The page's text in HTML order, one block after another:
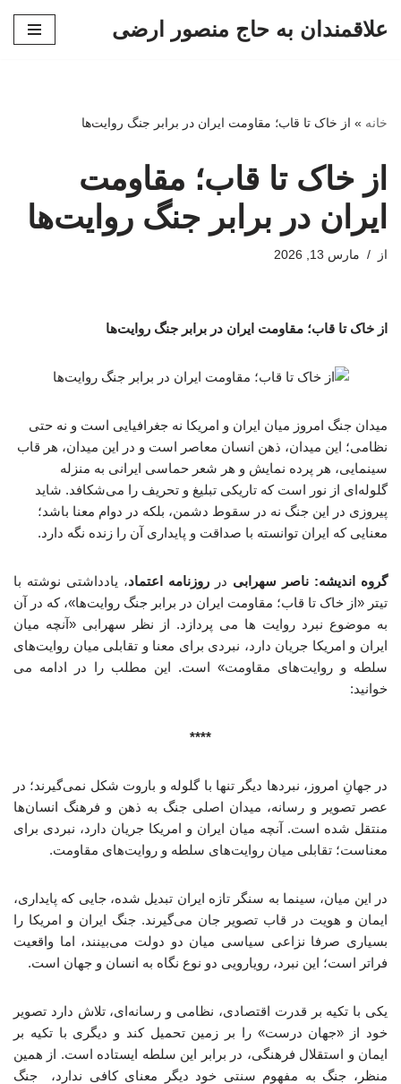
علاقمندان به حاج منصور ارضی
خانه » از خاک تا قاب؛ مقاومت ایران در برابر جنگ روایت‌ها
از خاک تا قاب؛ مقاومت
ایران در برابر جنگ روایت‌ها
از مارس 13, 2026
از خاک تا قاب؛ مقاومت ایران در برابر جنگ روایت‌ها
میدان جنگ امروز میان ایران و امریکا نه جغرافیایی است و نه حتی
نظامی؛ این میدان، ذهن انسان معاصر است و در این میدان، هر قاب
سینمایی، هر پرده نمایش و هر شعر حماسی ایرانی به منزله
گلوله‌ای از نور است که تاریکی تبلیغ و تحریف را می‌شکافد. شاید
پیروزی در این جنگ نه در سقوط دشمن، بلکه در دوام معنا باشد؛
معنایی که ایران توانسته با صداقت و پایداری آن را زنده نگه دارد.
گروه اندیشه: ناصر سهرابی در روزنامه اعتماد، یادداشتی نوشته با
تیتر «از خاک تا قاب؛ مقاومت ایران در برابر جنگ روایت‌ها»، که در آن
به موضوع نبرد روایت ها می پردازد. از نظر سهرابی «آنچه میان
ایران و امریکا جریان دارد، نبردی برای معنا و تقابلی میان روایت‌های
سلطه و روایت‌های مقاومت» است. این مطلب را در ادامه می
خوانید:
****
در جهانِ امروز، نبردها دیگر تنها با گلوله و باروت شکل نمی‌گیرند؛ در
عصر تصویر و رسانه، میدان اصلی جنگ به ذهن و فرهنگ انسان‌ها
منتقل شده است. آنچه میان ایران و امریکا جریان دارد، نبردی برای
معناست؛ تقابلی میان روایت‌های سلطه و روایت‌های مقاومت.
در این میان، سینما به سنگر تازه ایران تبدیل شده، جایی که پایداری،
ایمان و هویت در قاب تصویر جان می‌گیرند. جنگ ایران و امریکا را
بسیاری صرفا نزاعی سیاسی میان دو دولت می‌بینند، اما واقعیت
فراتر است؛ این نبرد، رویارویی دو نوع نگاه به انسان و جهان است.
یکی با تکیه بر قدرت اقتصادی، نظامی و رسانه‌ای، تلاش دارد تصویر
خود از «جهان درست» را بر زمین تحمیل کند و دیگری با تکیه بر
ایمان و استقلال فرهنگی، در برابر این سلطه ایستاده است. از همین
منظر، جنگ به مفهوم سنتی خود دیگر معنای کافی ندارد، جنگ